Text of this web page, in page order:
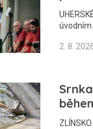
úvodním
2. 8.